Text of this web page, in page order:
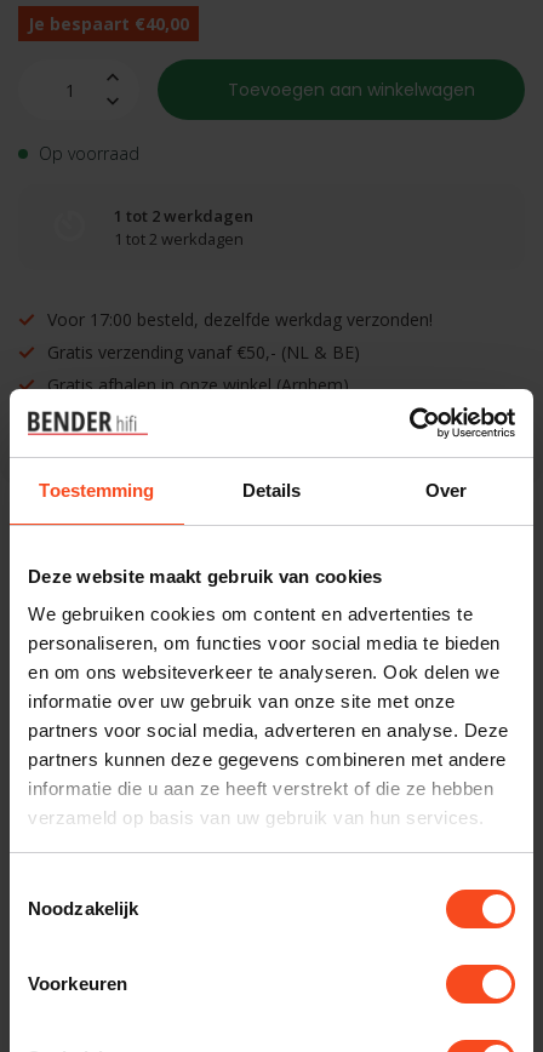
Toestemming Details Over
Deze website maakt gebruik van cookies
We gebruiken cookies om content en advertenties te
personaliseren, om functies voor social media te bieden
en om ons websiteverkeer te analyseren. Ook delen we
informatie over uw gebruik van onze site met onze
partners voor social media, adverteren en analyse. Deze
partners kunnen deze gegevens combineren met andere
informatie die u aan ze heeft verstrekt of die ze hebben
verzameld op basis van uw gebruik van hun services.
Noodzakelijk
Voorkeuren
Je bespaart €40,00
Toevoegen aan winkelwagen
Op voorraad
1 tot 2 werkdagen
1 tot 2 werkdagen
Voor 17:00 besteld, dezelfde werkdag verzonden!
Gratis verzending vanaf €50,- (NL & BE)
Gratis afhalen in onze winkel (Arnhem)
Inruilen mogelijk!
Benieuwd naar dit product?
Plan kosteloos een luisterafspraak. Of heb je hulp
nodig bij je bestelling? Neem contact op met onze
klantenservice.
Interesse in product
Productomschrijving
Reviews